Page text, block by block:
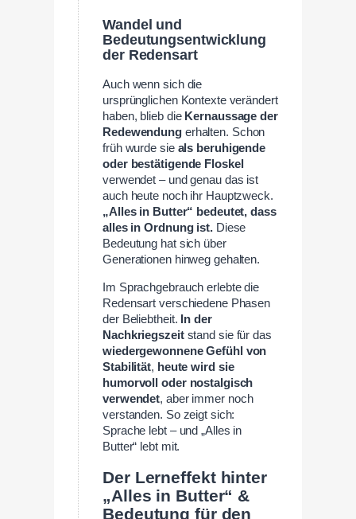
Wandel und
Bedeutungsentwicklung
der Redensart
Auch wenn sich die
ursprünglichen Kontexte verändert
haben, blieb die Kernaussage der
Redewendungerhalten. Schon
früh wurde sie als beruhigende
oder bestätigende Floskel
verwendet – und genau das ist
auch heute noch ihr Hauptzweck.
„Alles in Butter“ bedeutet, dass
alles in Ordnung ist. Diese
Bedeutung hat sich über
Generationen hinweg gehalten.
Im Sprachgebrauch erlebte die
Redensart verschiedene Phasen
der Beliebtheit. In der
Nachkriegszeitstand sie für das
wiedergewonnene Gefühl von
Stabilität, heute wird sie
humorvoll oder nostalgisch
verwendet, aber immer noch
verstanden. So zeigt sich:
Sprache lebt – und „Alles in
Butter“ lebt mit.
Der Lerneffekt hinter
„Alles in Butter“ &
Bedeutung für den